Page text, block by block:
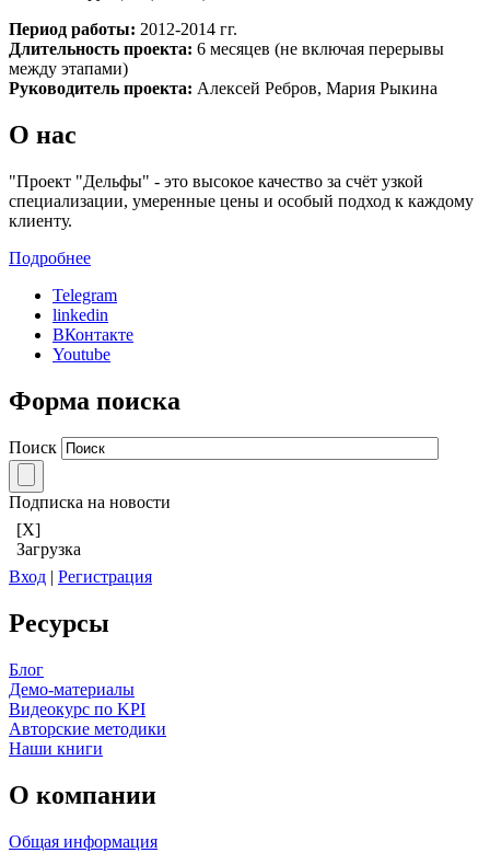
Период работы: 2012-2014 гг.
Длительность проекта: 6 месяцев (не включая перерывы
между этапами)
Руководитель проекта: Алексей Ребров, Мария Рыкина
О нас
"Проект "Дельфы" - это высокое качество за счёт узкой
специализации, умеренные цены и особый подход к каждому
клиенту.
Подробнее
Telegram
linkedin
ВКонтакте
Youtube
Форма поиска
Поиск
Подписка на новости
[X]
Загрузка
Вход | Регистрация
Ресурсы
Блог
Демо-материалы
Видеокурс по KPI
Авторские методики
Наши книги
О компании
Общая информация